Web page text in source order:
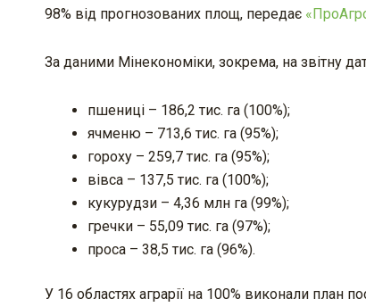
98% від прогнозованих площ, передає
За даними Мінекономіки, зокрема, на звітну
пшениці – 186,2 тис. га (100%);
ячменю – 713,6 тис. га (95%);
гороху – 259,7 тис. га (95%);
вівса – 137,5 тис. га (100%);
кукурудзи – 4,36 млн га (99%);
гречки – 55,09 тис. га (97%);
проса – 38,5 тис. га (96%).
У 16 областях аграрії на 100% виконали план